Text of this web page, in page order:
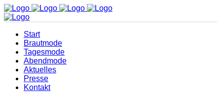
Start
Brautmode
Tagesmode
Abendmode
Aktuelles
Presse
Kontakt